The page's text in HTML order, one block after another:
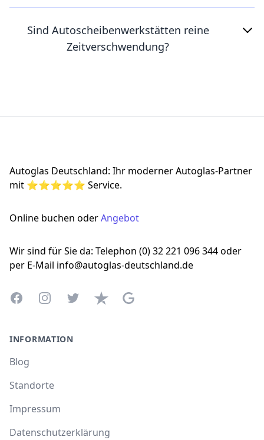
Sind Autoscheibenwerkstätten reine
Zeitverschwendung?
Autoglas Deutschland: Ihr moderner Autoglas-Partner
mit ⭐⭐⭐⭐⭐ Service.
Online buchen oderAngebot
Wir sind für Sie da: Telephon (0) 32 221 096 344 oder
per E-Mail info@autoglas-deutschland.de
FacebookInstagramTwitterTrustpilotGoogle Business Profile
INFORMATION
Blog
Standorte
Impressum
Datenschutzerklärung